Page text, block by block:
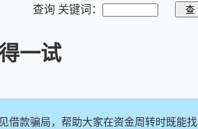
查询 关键词：
一试
借款骗局，帮助大家在资金周转时既能找